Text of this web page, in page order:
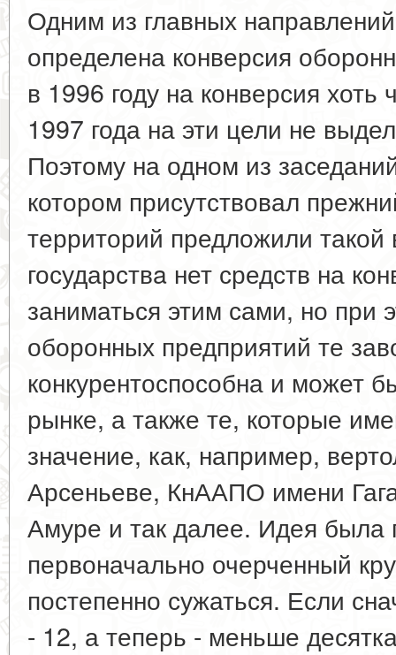
Одним из главных
определена конверсия
в 1996 году на конверсия хоть
1997 года на эти цели не
Поэтому на одном из
котором присутствовал
территорий предложили такой
государствa нет средств на
заниматься этим сами, но при
оборонных предприятий те
конкурентоспособна и может
рынке, а также те, которые
значение, как, например,
Арсеньеве, КнААПО имени
Амуре и так далее. Идея была
первоначально очерченный
постепенно сужаться. Если
- 12, а теперь - меньше